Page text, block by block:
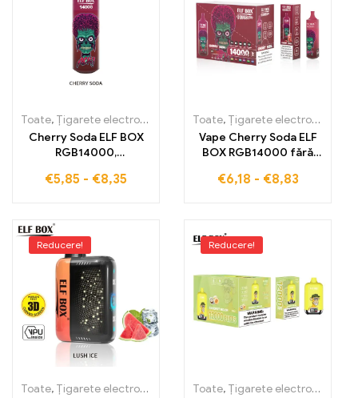
Toate, Țigarete electronice de unică folosință ,Țigarete
Cherry Soda ELF BOX
RGB14000,
cu design stilizat RGB,
€5,85 - €8,35
Toate, Țigarete electronice de unică folosință
Vape Cherry Soda ELF
BOX RGB14000 fără
momente pline de gust
€6,18 - €8,83
Reducere!
Toate, Țigarete electronice de unică folosință ,Țigarete
Reducere!
Toate, Țigarete electronice de unică folosință